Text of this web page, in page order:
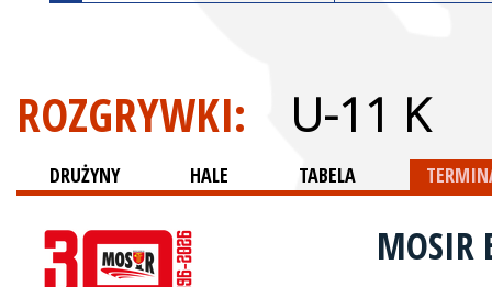
ROZGRYWKI: U-11 K
DRUŻYNY HALE TABELA
MOSIR